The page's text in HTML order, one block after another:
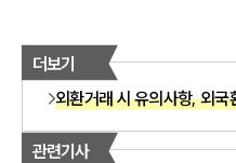
더보기
외환거래 시 유의사항, 외국
관련기사